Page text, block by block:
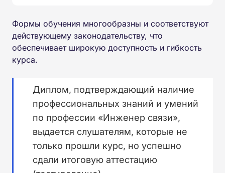
Формы обучения многообразны и соответствуют
действующему законодательству, что
обеспечивает широкую доступность и гибкость
курса.
Диплом, подтверждающий наличие
профессиональных знаний и умений
по профессии «Инженер связи»,
выдается слушателям, которые не
только прошли курс, но успешно
сдали итоговую аттестацию